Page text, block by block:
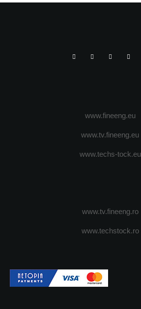
www.fineeng.eu
www.tv.fineeng.eu
www.techs-tock.eu
www.tv.fineeng.ro
www.techstock.ro